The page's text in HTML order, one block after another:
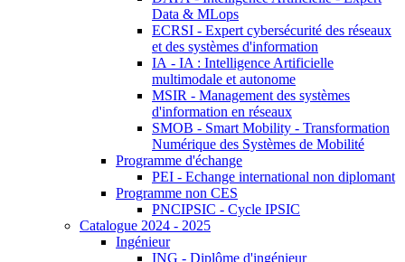
Data & MLops
ECRSI - Expert cybersécurité des réseaux
et des systèmes d'information
IA - IA : Intelligence Artificielle
multimodale et autonome
MSIR - Management des systèmes
d'information en réseaux
SMOB - Smart Mobility - Transformation
Numérique des Systèmes de Mobilité
Programme d'échange
PEI - Echange international non diplomant
Programme non CES
PNCIPSIC - Cycle IPSIC
Catalogue 2024 - 2025
Ingénieur
ING - Diplôme d'ingénieur